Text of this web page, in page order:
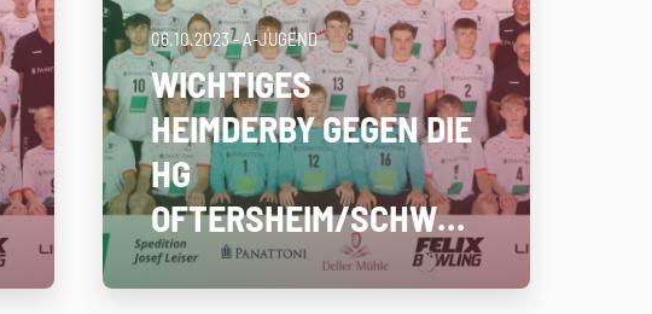
06.10.2023- A-JUGEND
WICHTIGES
HEIMDERBY GEGEN DIE
HG
OFTERSHEIM/SCHWETZINGEN